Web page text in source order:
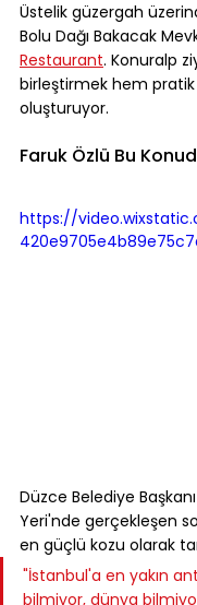
Üstelik güzergah
Bolu Dağı Bakacak
Restaurant. Konuralp
birleştirmek hem
oluşturuyor.
Faruk Özlü Bu
https://
Düzce Belediye
Yeri'nde gerçekleşen
en güçlü kozu olarak
"İstanbul'a en yakın
bilmiyor, dünya